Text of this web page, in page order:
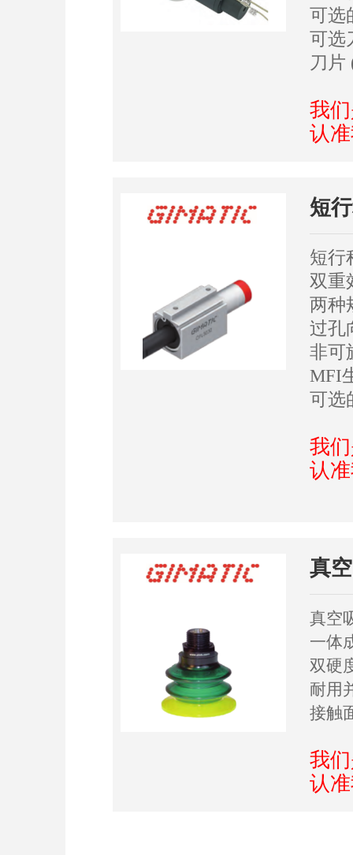
可选
可选
刀片
我
认
短
短行
双重
两种
过孔
非可
MFI
可选
我
认
真
真空
一体
双硬
耐用
接触
我
认